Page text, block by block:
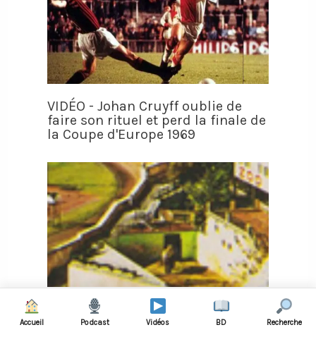
VIDÉO - Johan Cruyff oublie de
faire son rituel et perd la finale de
la Coupe d'Europe 1969
VIDÉO - Bouba, un vrai éléphant,
assiste aux matches de Monaco et
Accueil Podcast Vidéos BD Recherche